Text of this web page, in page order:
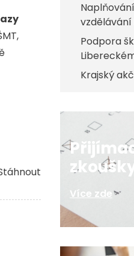
Podpora
Krajský
Více zde